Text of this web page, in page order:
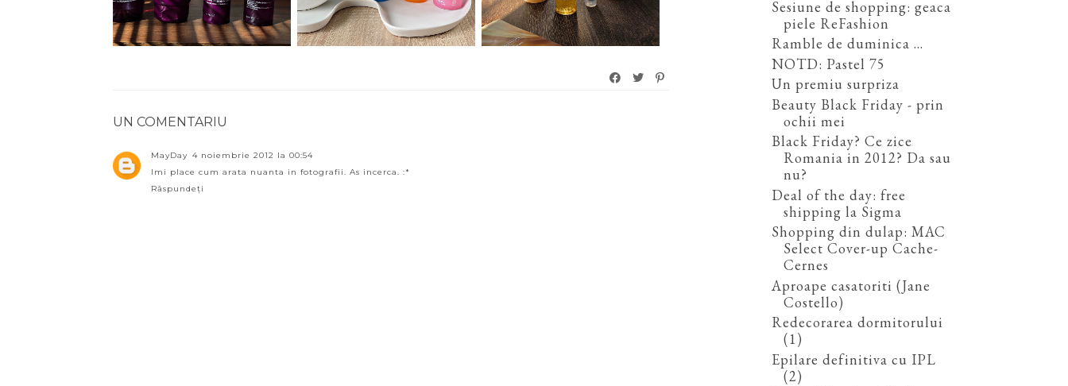
UN COMENTARIU
MayDay 4 noiembrie 2012 la 00:54
Imi place cum arata nuanta in fotografii. As incerca. :*
Răspundeți
Sesiune de shopping: geaca
piele ReFashion
Ramble de duminica ...
NOTD: Pastel 75
Un premiu surpriza
Beauty Black Friday - prin
ochii mei
Black Friday? Ce zice
Romania in 2012? Da sau
nu?
Deal of the day: free
shipping la Sigma
Shopping din dulap: MAC
Select Cover-up Cache-
Cernes
Aproape casatoriti (Jane
Costello)
Redecorarea dormitorului
(1)
Epilare definitiva cu IPL
(2)